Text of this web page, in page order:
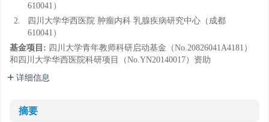
610041）
2.
四川大学华西医院 肿瘤内科 乳腺疾病研究中心（成都
610041）
基金项目: 四川大学青年教师科研启动基金（No.20826041A4181）
和四川大学华西医院科研项目（No.YN20140017）资助
详细信息
摘要